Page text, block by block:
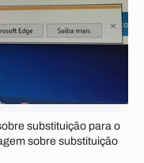
substituição para o
sobre substituição